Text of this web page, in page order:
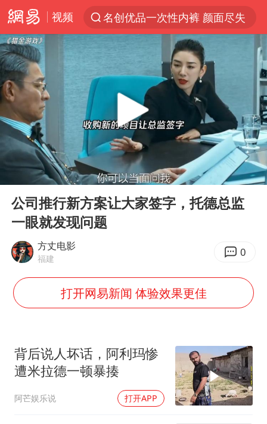
视频
名创优品一次性内裤 颜面尽失
解锁各地夏日限定体验
四川宜宾市珙县发生3.4级地震
白海豚将正面袭击贯穿浙江
香港宏福苑火灾或由烟头引起
中国父女泰国骑摩托车坠崖1死1伤
浙江台州《告全体市民书》
刘浩存百花奖开幕式红裙起舞
万岁山接盘烂尾恒大文旅城
戚薇谈把脸交给AI
多个明星演唱会取消
Play
00:00 01:42
公司推行新方案让大家签字，托德总监
一眼就发现问题
方丈电影
福建 0
打开网易新闻 体验效果更佳
背后说人坏话，阿利玛惨
遭米拉德一顿暴揍
阿芒娱乐说 打开APP